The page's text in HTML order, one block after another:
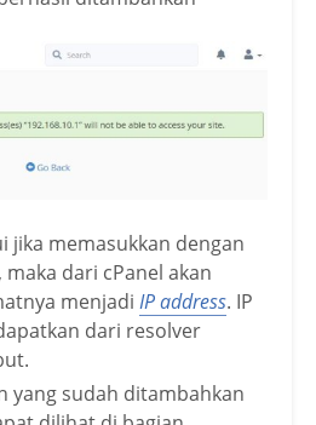
jika memasukkan dengan
dari cPanel akan
menjadi IP address. IP
dari resolver
yang sudah ditambahkan